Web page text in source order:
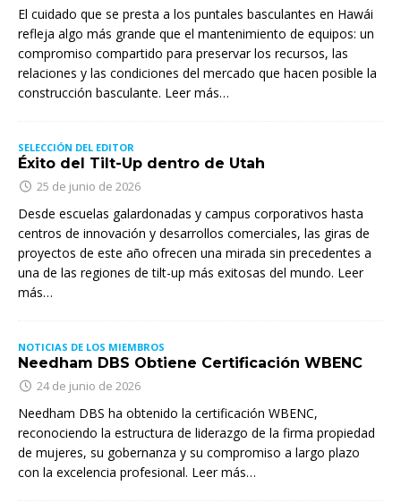
El cuidado que se presta a los puntales basculantes en Hawái
refleja algo más grande que el mantenimiento de equipos: un
compromiso compartido para preservar los recursos, las
relaciones y las condiciones del mercado que hacen posible la
construcción basculante. Leer más…
SELECCIÓN DEL EDITOR
Éxito del Tilt-Up dentro de Utah
25 de junio de 2026
Desde escuelas galardonadas y campus corporativos hasta
centros de innovación y desarrollos comerciales, las giras de
proyectos de este año ofrecen una mirada sin precedentes a
una de las regiones de tilt-up más exitosas del mundo. Leer
más…
NOTICIAS DE LOS MIEMBROS
Needham DBS Obtiene Certificación WBENC
24 de junio de 2026
Needham DBS ha obtenido la certificación WBENC,
reconociendo la estructura de liderazgo de la firma propiedad
de mujeres, su gobernanza y su compromiso a largo plazo
con la excelencia profesional. Leer más…